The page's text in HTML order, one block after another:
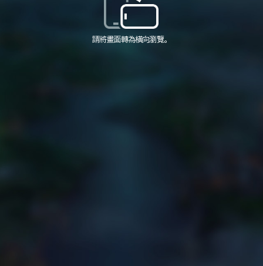
請將畫面轉為橫向瀏覽。